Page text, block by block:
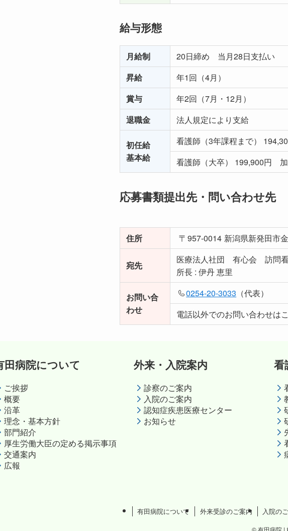
給与形態
月給制
20日締め 当月28日支払い
昇給
年1回（4月）
賞与
年2回（7月・12月）
退職金
法人規定により支給
初任給
基本給
看護師（3年課程まで）
看護師（大卒） 199,900円
応募書類提出先・問い合わせ先
住所 957-0014 新潟県新発田市
宛先
医療法人社団 有心会 訪問
所長 : 伊丹 恵里
お問い合
わせ
0254-20-3033 （代表）
電話以外でのお問い合わせは
田病院について
ご挨拶
概要
沿革
理念・基本方針
部門紹介
厚生労働大臣の定める掲示事項
交通案内
広報
外来・入院案内
診察のご案内
入院のご案内
認知症疾患医療センター
お知らせ
看
有田病院について 外来受診のご案内 入院の
©有田病院 |